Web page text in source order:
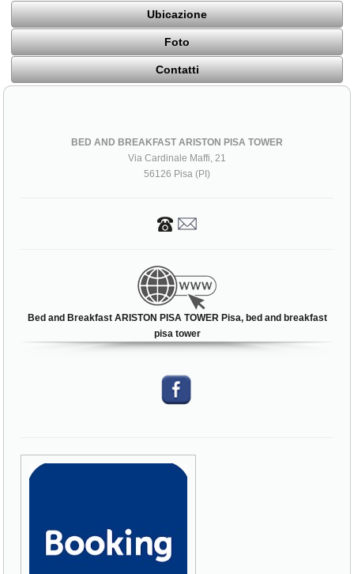
Ubicazione
Foto
Contatti
BED AND BREAKFAST ARISTON PISA TOWER
Via Cardinale Maffi, 21
56126 Pisa (PI)
Bed and Breakfast ARISTON PISA TOWER Pisa, bed and breakfast
pisa tower